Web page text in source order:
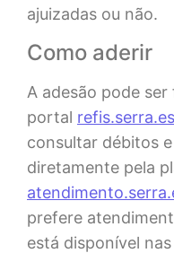
ajuizadas ou não.
Como aderir
A adesão pode
portal
consultar débitos
diretamente pela
prefere
está disponível